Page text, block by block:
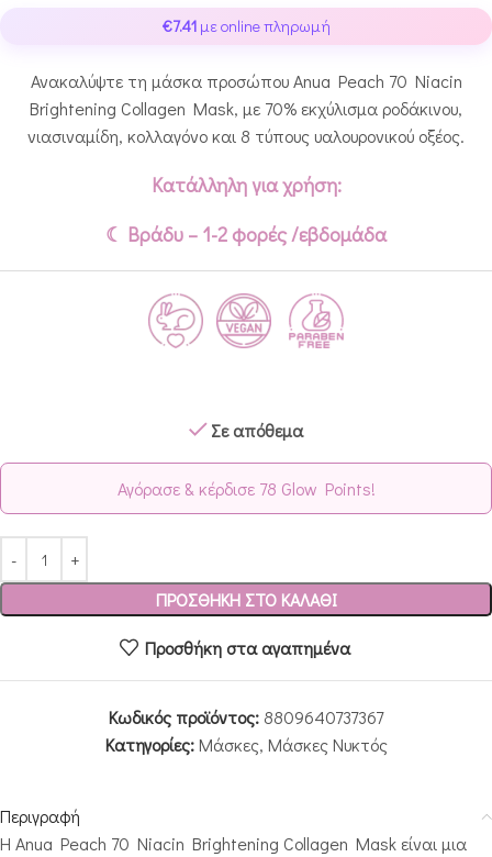
€7.41με online πληρωμή
Ανακαλύψτε τη μάσκα προσώπου Anua Peach 70 Niacin
Brightening Collagen Mask, με 70% εκχύλισμα ροδάκινου,
νιασιναμίδη, κολλαγόνο και 8 τύπους υαλουρονικού οξέος.
Κατάλληλη για χρήση:
☾ Βράδυ – 1-2 φορές /εβδομάδα
Σε απόθεμα
Αγόρασε & κέρδισε 78 Glow Points!
ΠΡΟΣΘΉΚΗ ΣΤΟ ΚΑΛΆΘΙ
Προσθήκη στα αγαπημένα
Κωδικός προϊόντος: 8809640737367
Κατηγορίες: Μάσκες, Μάσκες Νυκτός
Περιγραφή
Η Anua Peach 70 Niacin Brightening Collagen Mask είναι μια